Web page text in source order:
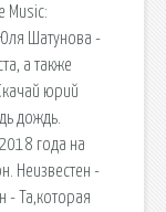
Music:
Шатунова -
а также
юрий
дождь.
года на
Неизвестен -
- Та,которая